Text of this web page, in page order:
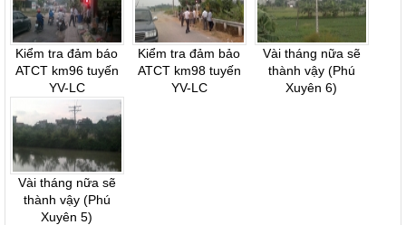
Kiểm tra đảm báo
ATCT km96 tuyến
YV-LC
Kiểm tra đảm bảo
ATCT km98 tuyến
YV-LC
Vài tháng nữa sẽ
thành vậy (Phú
Xuyên 6)
Vài tháng nữa sẽ
thành vậy (Phú
Xuyên 5)